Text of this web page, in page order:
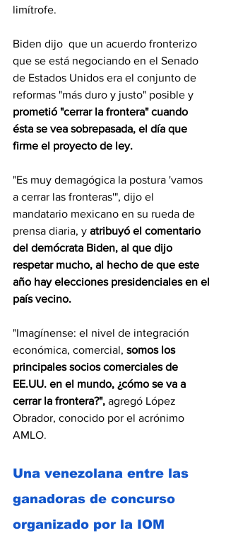
limítrofe.
Biden dijo  que un acuerdo fronterizo
que se está negociando en el Senado
de Estados Unidos era el conjunto de
reformas "más duro y justo" posible y
prometió "cerrar la frontera" cuando
ésta se vea sobrepasada, el día que
firme el proyecto de ley.
"Es muy demagógica la postura 'vamos
a cerrar las fronteras'", dijo el
mandatario mexicano en su rueda de
prensa diaria, y atribuyó el comentario
del demócrata Biden, al que dijo
respetar mucho, al hecho de que este
año hay elecciones presidenciales en el
país vecino.
"Imagínense: el nivel de integración
económica, comercial, somos los
principales socios comerciales de
EE.UU. en el mundo, ¿cómo se va a
cerrar la frontera?", agregó López
Obrador, conocido por el acrónimo
AMLO.
Una venezolana entre las
ganadoras de concurso
organizado por la IOM